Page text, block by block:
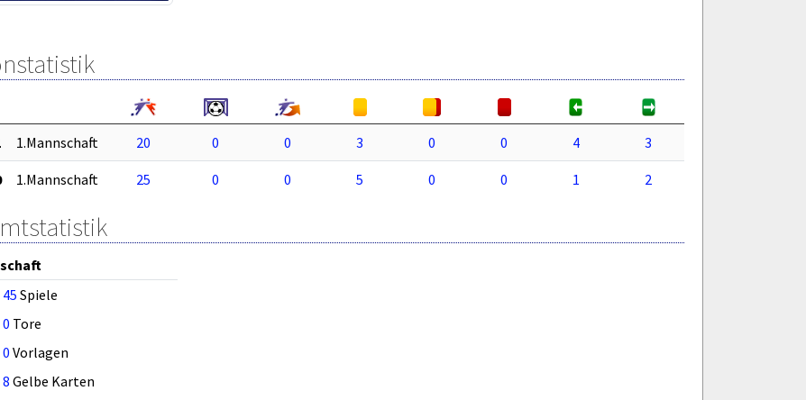
1.Mannschaft 20 0 0 3 0 0 4 3
1.Mannschaft 25 0 0 5 0 0 1 2
45 Spiele
0 Tore
0 Vorlagen
8 Gelbe Karten